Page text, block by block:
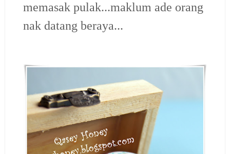
memasak pulak...maklum ade orang
nak datang beraya...